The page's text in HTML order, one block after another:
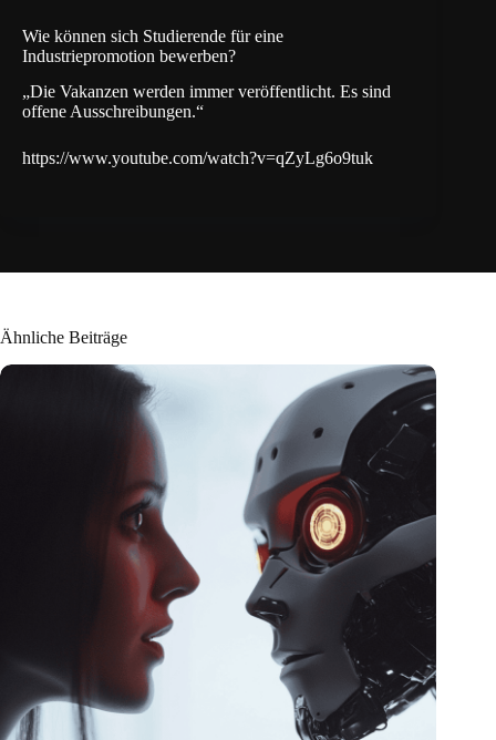
Wie können sich Studierende für eine
Industriepromotion bewerben?
„Die Vakanzen werden immer veröffentlicht. Es sind
offene Ausschreibungen.“
https://www.youtube.com/watch?v=qZyLg6o9tuk
Ähnliche Beiträge